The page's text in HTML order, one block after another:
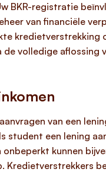
BKR-registratie
van financiële
kredietverstrekking
volledige aflossing
van een
student een lening
kunnen
Kredietverstrekkers